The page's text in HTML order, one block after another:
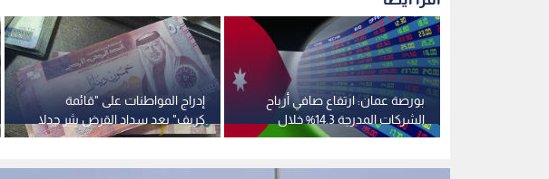
إدراج المواطنات على "قائمة
كريف" بعد سداد القرض يثير جدلا
حول المغارم المالية ومسؤولية
بورصة عمان: ارتفاع صافي أرباح
الشركات المدرجة 14.3% خلال
النصف الأول من 2026